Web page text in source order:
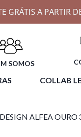
GRÁTIS A PARTIR
SOMOS
COLLAB
ALFEA OURO